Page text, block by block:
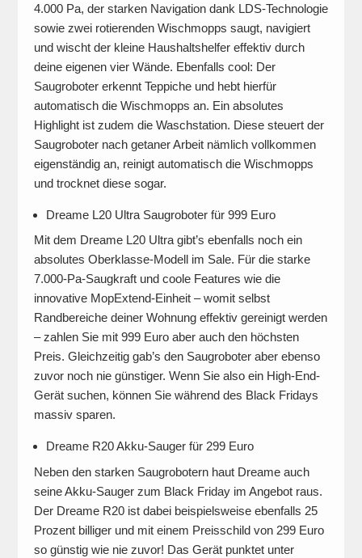
4.000 Pa, der starken Navigation dank LDS-Technologie
sowie zwei rotierenden Wischmopps saugt, navigiert
und wischt der kleine Haushaltshelfer effektiv durch
deine eigenen vier Wände. Ebenfalls cool: Der
Saugroboter erkennt Teppiche und hebt hierfür
automatisch die Wischmopps an. Ein absolutes
Highlight ist zudem die Waschstation. Diese steuert der
Saugroboter nach getaner Arbeit nämlich vollkommen
eigenständig an, reinigt automatisch die Wischmopps
und trocknet diese sogar.
Dreame L20 Ultra Saugroboter für 999 Euro
Mit dem Dreame L20 Ultra gibt’s ebenfalls noch ein
absolutes Oberklasse-Modell im Sale. Für die starke
7.000-Pa-Saugkraft und coole Features wie die
innovative MopExtend-Einheit – womit selbst
Randbereiche deiner Wohnung effektiv gereinigt werden
– zahlen Sie mit 999 Euro aber auch den höchsten
Preis. Gleichzeitig gab’s den Saugroboter aber ebenso
zuvor noch nie günstiger. Wenn Sie also ein High-End-
Gerät suchen, können Sie während des Black Fridays
massiv sparen.
Dreame R20 Akku-Sauger für 299 Euro
Neben den starken Saugrobotern haut Dreame auch
seine Akku-Sauger zum Black Friday im Angebot raus.
Der Dreame R20 ist dabei beispielsweise ebenfalls 25
Prozent billiger und mit einem Preisschild von 299 Euro
so günstig wie nie zuvor! Das Gerät punktet unter